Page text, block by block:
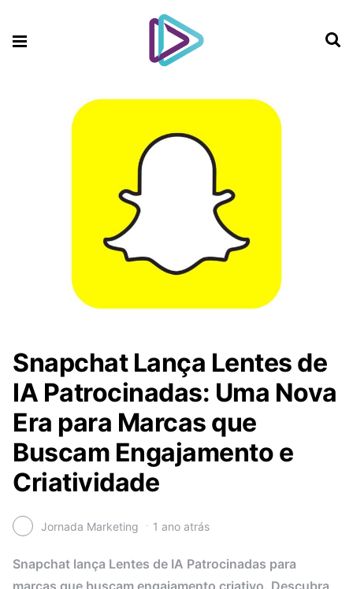
Snapchat Lança Lentes de
IA Patrocinadas: Uma Nova
Era para Marcas que
Buscam Engajamento e
Criatividade
Jornada Marketing 1 ano atrás
Snapchat lança Lentes de IA Patrocinadas para